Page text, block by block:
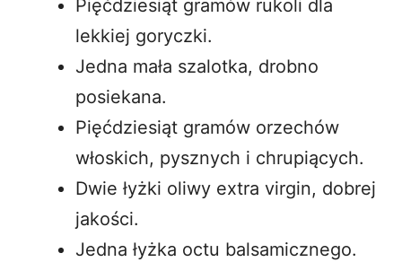
Pięćdziesiąt gramów rukoli dla
lekkiej goryczki.
Jedna mała szalotka, drobno
posiekana.
Pięćdziesiąt gramów orzechów
włoskich, pysznych i chrupiących.
Dwie łyżki oliwy extra virgin, dobrej
jakości.
Jedna łyżka octu balsamicznego.